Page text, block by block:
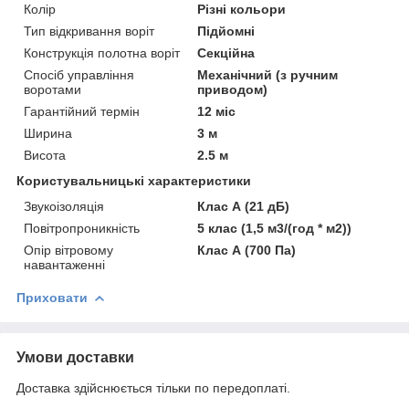
Колір
Різні кольори
Тип відкривання воріт
Підйомні
Конструкція полотна воріт
Секційна
Спосіб управління
воротами
Механічний (з ручним
приводом)
Гарантійний термін
12 міс
Ширина
3 м
Висота
2.5 м
Користувальницькі характеристики
Звукоізоляція
Клас А (21 дБ)
Повітропроникність
5 клас (1,5 м3/(год * м2))
Опір вітровому
навантаженні
Клас А (700 Па)
Приховати
Умови доставки
Доставка здійснюється тільки по передоплаті.